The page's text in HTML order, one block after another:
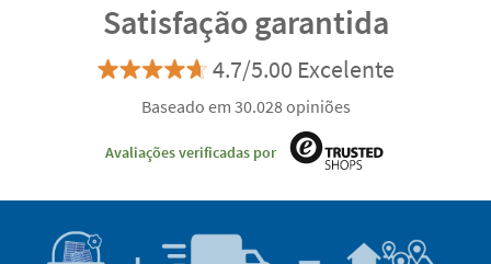
Satisfação garantida
4.7/5.00 Excelente
Baseado em 30.028 opiniões
Avaliações verificadas por